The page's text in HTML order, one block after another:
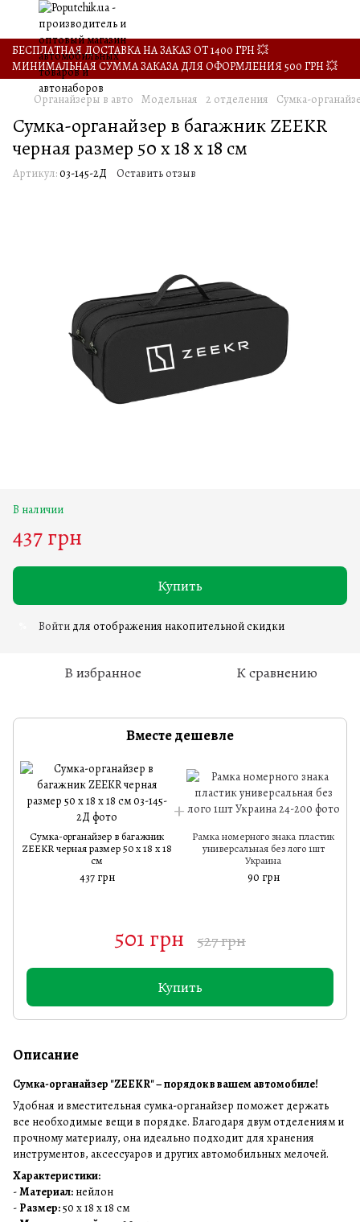
БЕСПЛАТНАЯ ДОСТАВКА НА ЗАКАЗ ОТ 1400 ГРН 💥
МИНИМАЛЬНАЯ СУММА ЗАКАЗА ДЛЯ ОФОРМЛЕНИЯ 500 ГРН 💥
Органайзеры в авто Модельная 2 отделения Сумка-
Сумка-органайзер в багажник ZEEKR
черная размер 50 х 18 х 18 см
Артикул:03-145-2Д Оставить отзыв
В наличии
437 грн
Купить
Войти для отображения накопительной скидки
В избранное К сравнению
Вместе дешевле
Сумка-органайзер в багажник
ZEEKR черная размер 50 х 18 х 18
см
437 грн
Рамка номерного знака пластик
универсальная без лого 1шт
Украина
90 грн
501 грн 527 грн
Купить
Описание
Сумка-органайзер "ZEEKR" – порядок в вашем автомобиле!
Удобная и вместительная сумка-органайзер поможет держать
все необходимые вещи в порядке. Благодаря двум отделениям и
прочному материалу, она идеально подходит для хранения
инструментов, аксессуаров и других автомобильных мелочей.
Характеристики:
-Материал: нейлон
- Размер:50 х 18 х 18 см